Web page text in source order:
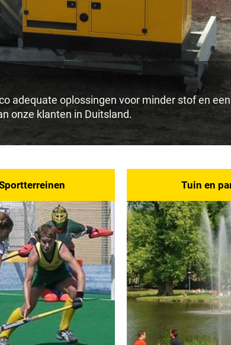
adequate oplossingen voor minder stof en
onze klanten in Duitsland.
voor stofbestrijding, koeling en
Tuin en